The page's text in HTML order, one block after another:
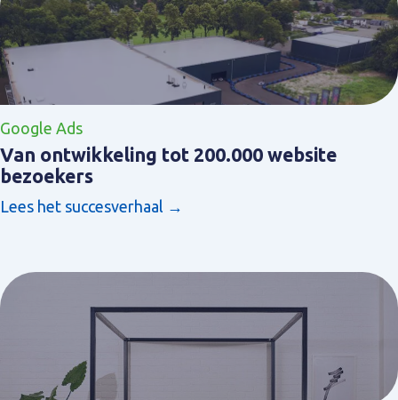
Google Ads
Van ontwikkeling tot 200.000 website
bezoekers
Lees het succesverhaal →